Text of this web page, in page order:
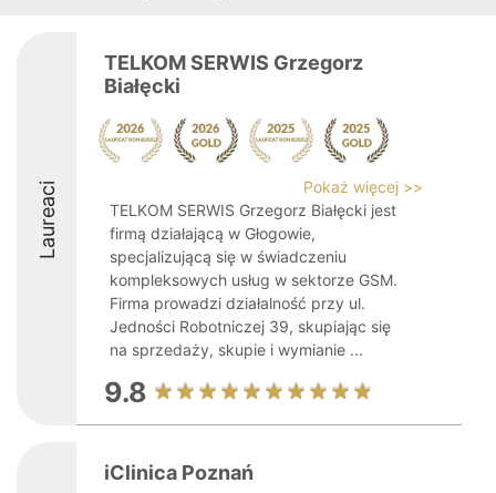
Laureaci
TELKOM SERWIS Grzegorz
Białęcki
Pokaż więcej >>
TELKOM SERWIS Grzegorz Białęcki jest
firmą działającą w Głogowie,
specjalizującą się w świadczeniu
kompleksowych usług w sektorze GSM.
Firma prowadzi działalność przy ul.
Jedności Robotniczej 39, skupiając się
na sprzedaży, skupie i wymianie ...
9.8
iClinica Poznań